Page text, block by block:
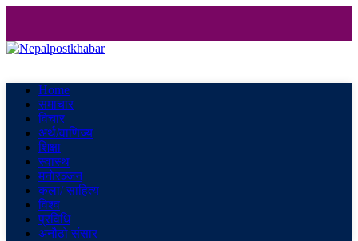
Home
समाचार
विचार
अर्थ/वाणिज्य
शिक्षा
स्वास्थ
मनाेरञ्जन
कला/ साहित्य
विश्व
प्रविधि
अनौठो संसार